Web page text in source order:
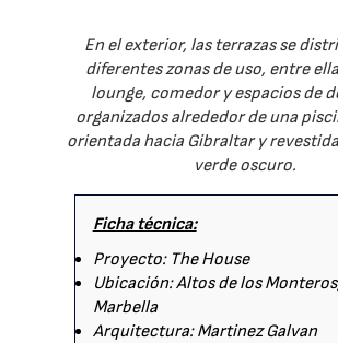
En el exterior, las terrazas se
diferentes zonas de uso, entre
lounge, comedor y espacios de
organizados alrededor de una
orientada hacia Gibraltar y
verde oscuro.
Ficha técnica:
Proyecto: The House
Ubicación: Altos de los
Marbella
Arquitectura: Martinez Galvan